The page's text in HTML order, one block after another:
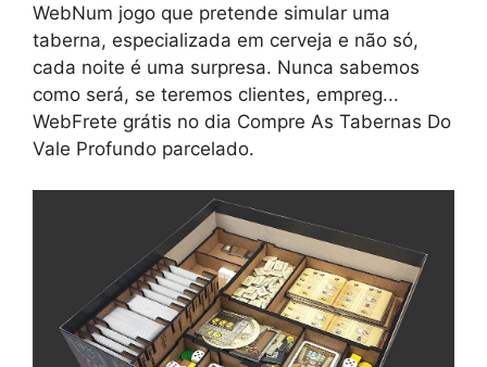
WebNum jogo que pretende simular uma
taberna, especializada em cerveja e não só,
cada noite é uma surpresa. Nunca sabemos
como será, se teremos clientes, empreg...
WebFrete grátis no dia Compre As Tabernas Do
Vale Profundo parcelado.